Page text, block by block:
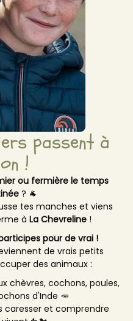
passent à
!
ou fermière le temps
? 🐐
tes manches et viens
à La Chevreline!
pour de vrai !
de vrais petits
des animaux :
chèvres, cochons, poules,
d'Inde 🥕
caresser et comprendre